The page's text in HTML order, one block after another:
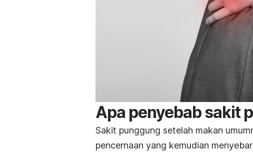
Apa penyebab sakit
Sakit punggung setelah makan
pencernaan yang kemudian